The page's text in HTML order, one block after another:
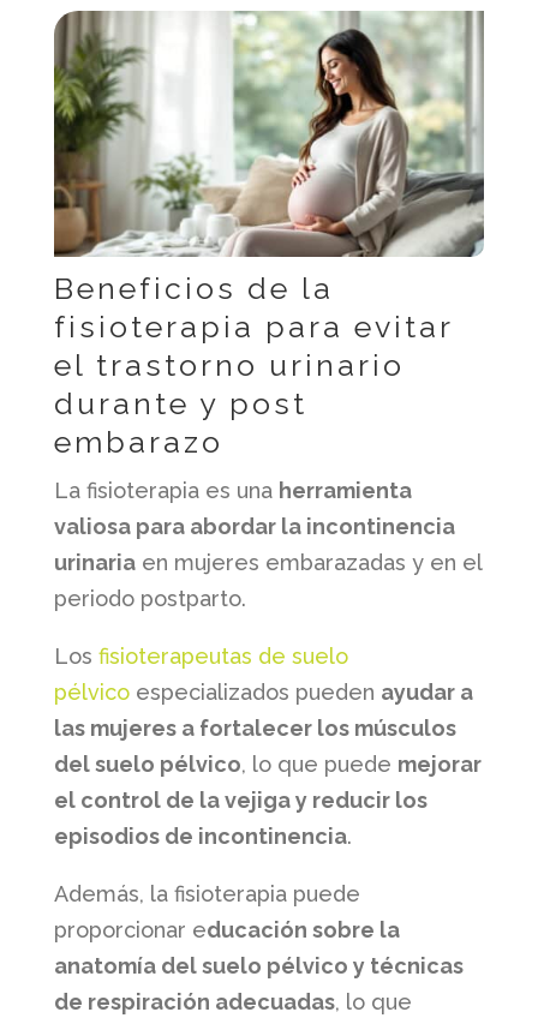
Beneficios de la
fisioterapia para evitar
el trastorno urinario
durante y post
embarazo
La fisioterapia es una herramienta
valiosa para abordar la incontinencia
urinariaen mujeres embarazadas y en el
periodo postparto.
Los fisioterapeutas de suelo
pélvicoespecializados pueden ayudar a
las mujeres a fortalecer los músculos
del suelo pélvico, lo que puede mejorar
el control de la vejiga y reducir los
episodios de incontinencia.
Además, la fisioterapia puede
proporcionar educación sobre la
anatomía del suelo pélvico y técnicas
de respiración adecuadas, lo que